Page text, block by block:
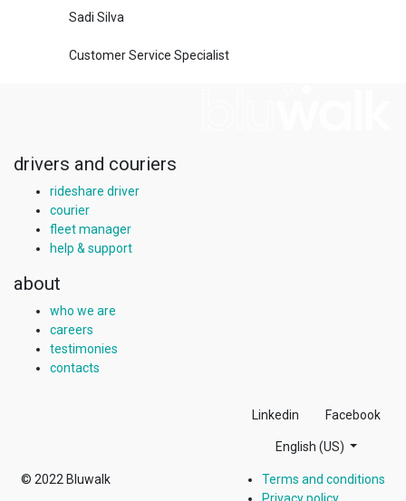
Sadi Silva
Customer Service Specialist
drivers and couriers
rideshare driver
courier
fleet manager
help & support
about
who we are
careers
testimonies
contacts
Linkedin Facebook
English (US)
© 2022 Bluwalk
Terms and conditions